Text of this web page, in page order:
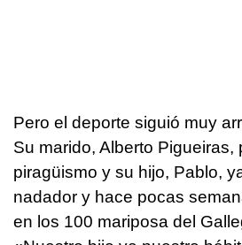
Pero el deporte siguió muy
Su marido, Alberto Pigueiras,
piragüismo y su hijo, Pablo,
nadador y hace pocas
en los 100 mariposa del